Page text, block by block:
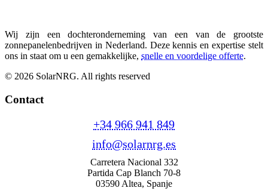
Wij zijn een dochteronderneming van een van de grootste
zonnepanelenbedrijven in Nederland. Deze kennis en expertise stelt
ons in staat om u een gemakkelijke, snelle en voordelige offerte.
© 2026 SolarNRG. All rights reserved
Contact
+34 966 941 849
info@solarnrg.es
Carretera Nacional 332
Partida Cap Blanch 70-8
03590 Altea, Spanje